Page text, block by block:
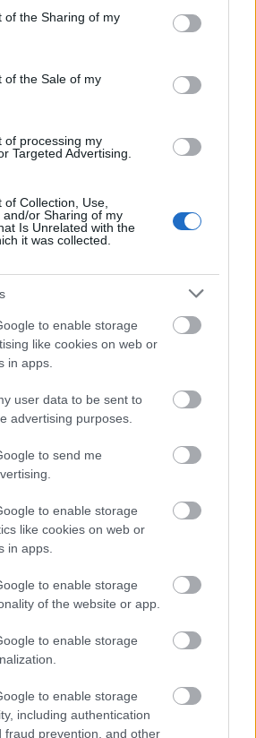
or usage behaviour. You may click to
to Google and its third-party tags to
specified purposes in below Google
of the Sharing of my
of the Sale of my
of processing my
Targeted Advertising.
Collection, Use,
and/or Sharing of my
Is Unrelated with the
it was collected.
to enable storage
like cookies on web or
in apps.
user data to be sent to
advertising purposes.
to send me
to enable storage
like cookies on web or
in apps.
to enable storage
of the website or app.
to enable storage
to enable storage
including authentication
fraud prevention, and other
Εκτεταμένης
έχοντας δημιουργήσει μια
Ιατρικής Εκτεταμένης
Η εταιρεία σήκωσε 4,5
το Big Pi Ventures και τη